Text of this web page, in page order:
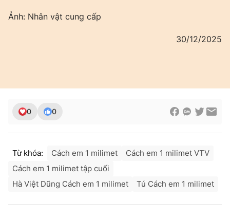
Ảnh: Nhân vật cung cấp
30/12/2025
0 0
Từ khóa: Cách em 1 milimet
Cách em 1 milimet VTV
Cách em 1 milimet tập cuối
Hà Việt Dũng Cách em 1 milimet
Tú Cách em 1 milimet